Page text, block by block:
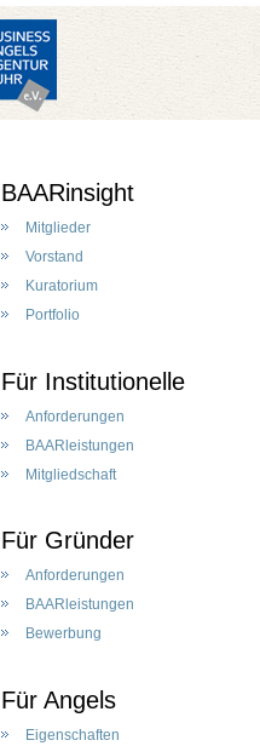
BAARinsight
Mitglieder
Vorstand
Kuratorium
Portfolio
Für Institutionelle
Anforderungen
BAARleistungen
Mitgliedschaft
Für Gründer
Anforderungen
BAARleistungen
Bewerbung
Für Angels
Eigenschaften